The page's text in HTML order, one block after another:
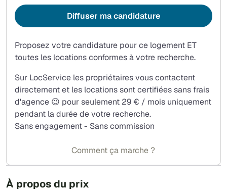
À propos du prix
Proposez votre candidature pour ce logement ET
toutes les locations conformes à votre recherche.
Sur LocService les propriétaires vous contactent
directement et les locations sont certifiées sans frais
d'agence 😉 pour seulement 29 € / mois uniquement
pendant la durée de votre recherche.
Sans engagement - Sans commission
Diffuser ma candidature
Comment ça marche ?